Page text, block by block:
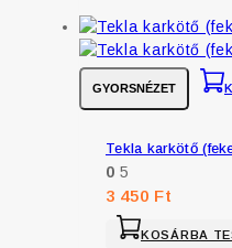
GYORSNÉZET
Tekla karkötő
0 5
3 450 Ft
KOSÁRBA